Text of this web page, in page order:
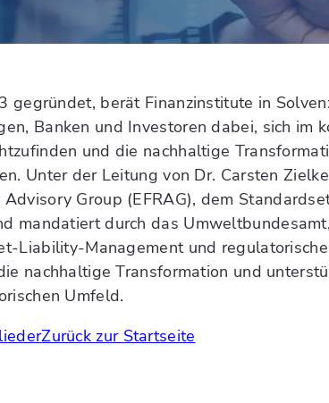
gegründet, berät Finanzinstitute in
Banken und Investoren dabei, sich im
und die nachhaltige
Unter der Leitung von Dr. Carsten
Group (EFRAG), dem
mandatiert durch das
Liability-Management und
nachhaltige Transformation und
Umfeld.
Zurück zur Startseite